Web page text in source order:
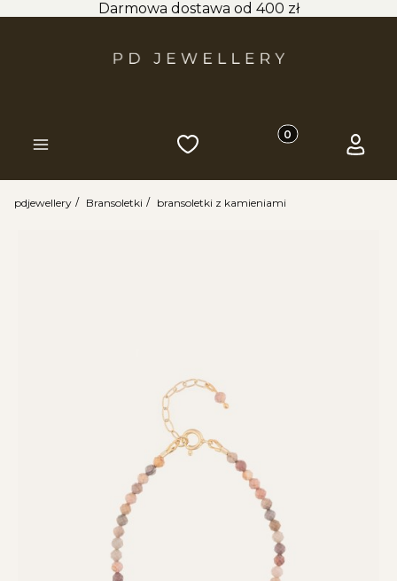
Darmowa dostawa od 400 zł
Menu Ulubione Produkty w
Koszyk Zaloguj
pdjewellery Bransoletki bransoletki z kamieniami